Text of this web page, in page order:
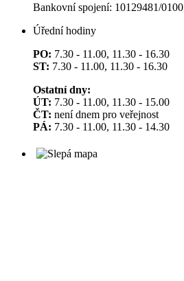
Bankovní spojení: 10129481/0100
Úřední hodiny
PO: 7.30 - 11.00, 11.30 - 16.30
ST: 7.30 - 11.00, 11.30 - 16.30
Ostatní dny:
ÚT: 7.30 - 11.00, 11.30 - 15.00
ČT: není dnem pro veřejnost
PÁ: 7.30 - 11.00, 11.30 - 14.30